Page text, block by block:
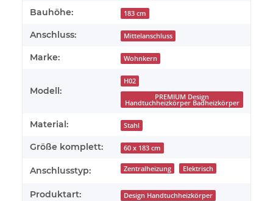
Bauhöhe: 183 cm
Anschluss: Mittelanschluss
Marke: Wohnkern
Modell:
H02
PREMIUM Design
Handtuchheizkörper Badheizkörper
Material: Stahl
Größe komplett: 60 x 183 cm
Anschlusstyp: Zentralheizung Elektrisch
Produktart: Design Handtuchheizkörper